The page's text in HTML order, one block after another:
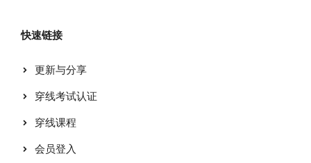
快速链接
更新与分享
穿线考试认证
穿线课程
会员登入